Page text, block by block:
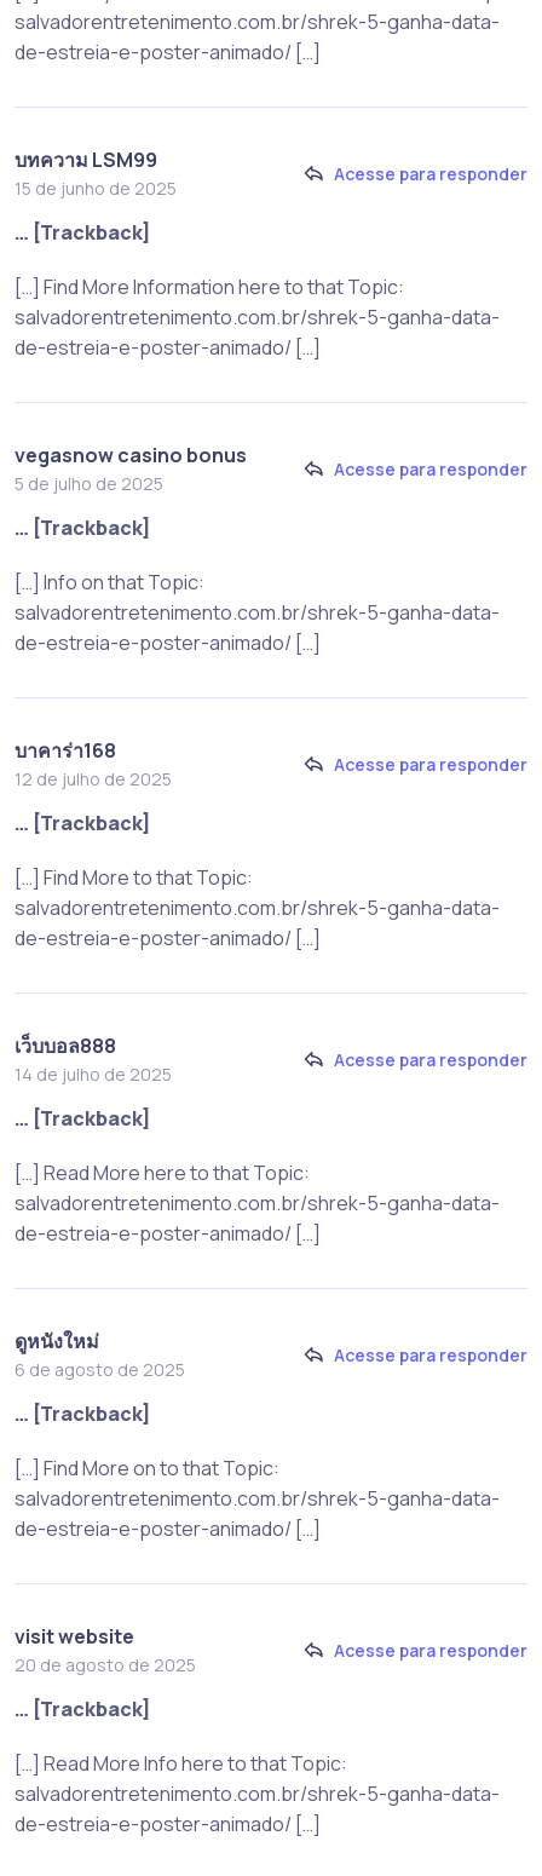
salvadorentretenimento.com.br/shrek-5-ganha-data-
de-estreia-e-poster-animado/ […]
บทความ LSM99
15 de junho de 2025
Acesse para responder
… [Trackback]
[…] Find More Information here to that Topic:
salvadorentretenimento.com.br/shrek-5-ganha-data-
de-estreia-e-poster-animado/ […]
vegasnow casino bonus
5 de julho de 2025
Acesse para responder
… [Trackback]
[…] Info on that Topic:
salvadorentretenimento.com.br/shrek-5-ganha-data-
de-estreia-e-poster-animado/ […]
บาคาร่า168
12 de julho de 2025
Acesse para responder
… [Trackback]
[…] Find More to that Topic:
salvadorentretenimento.com.br/shrek-5-ganha-data-
de-estreia-e-poster-animado/ […]
เว็บบอล888
14 de julho de 2025
Acesse para responder
… [Trackback]
[…] Read More here to that Topic:
salvadorentretenimento.com.br/shrek-5-ganha-data-
de-estreia-e-poster-animado/ […]
ดูหนังใหม่
6 de agosto de 2025
Acesse para responder
… [Trackback]
[…] Find More on to that Topic:
salvadorentretenimento.com.br/shrek-5-ganha-data-
de-estreia-e-poster-animado/ […]
visit website
20 de agosto de 2025
Acesse para responder
… [Trackback]
[…] Read More Info here to that Topic:
salvadorentretenimento.com.br/shrek-5-ganha-data-
de-estreia-e-poster-animado/ […]